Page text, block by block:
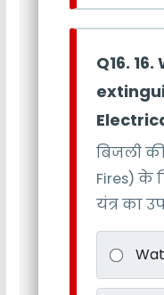
Q16.
बिजली
Fires) के
यंत्र का